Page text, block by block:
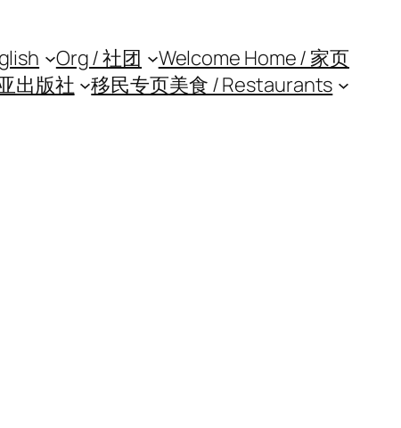
Org / 社团
Welcome Home / 家页
出版社 移民专页美食 / Restaurants